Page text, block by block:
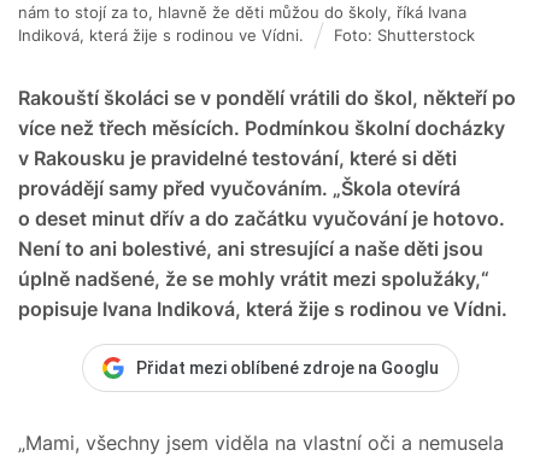
Rakouští školáci se v pondělí vrátili do škol, někteří po
více než třech měsících. Podmínkou školní docházky
v Rakousku je pravidelné testování, které si děti
provádějí samy před vyučováním. „Škola otevírá
o deset minut dřív a do začátku vyučování je hotovo.
Není to ani bolestivé, ani stresující a naše děti jsou
úplně nadšené, že se mohly vrátit mezi spolužáky,“
popisuje Ivana Indiková, která žije s rodinou ve Vídni.
nám to stojí za to, hlavně že děti můžou do školy, říká Ivana
Indiková, která žije s rodinou ve Vídni.
Foto: Shutterstock
Přidat mezi oblíbené zdroje na Googlu
„Mami, všechny jsem viděla na vlastní oči a nemusela